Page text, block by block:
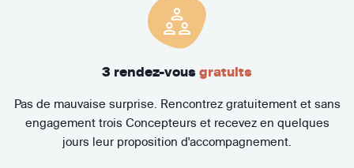
3 rendez-vous gratuits
Pas de mauvaise surprise. Rencontrez gratuitement et sans
engagement trois Concepteurs et recevez en quelques
jours leur proposition d'accompagnement.